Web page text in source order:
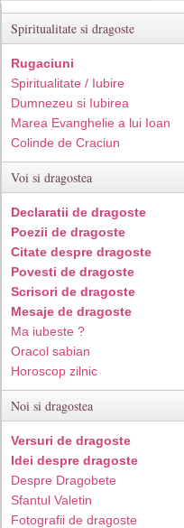
Spiritualitate si dragoste
Rugaciuni
Spiritualitate / Iubire
Dumnezeu si Iubirea
Marea Evanghelie a lui Ioan
Colinde de Craciun
Voi si dragostea
Declaratii de dragoste
Poezii de dragoste
Citate despre dragoste
Povesti de dragoste
Scrisori de dragoste
Mesaje de dragoste
Ma iubeste ?
Oracol sabian
Horoscop zilnic
Noi si dragostea
Versuri de dragoste
Idei despre dragoste
Despre Dragobete
Sfantul Valetin
Fotografii de dragoste